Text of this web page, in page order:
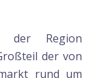
der Region
der von
rund um